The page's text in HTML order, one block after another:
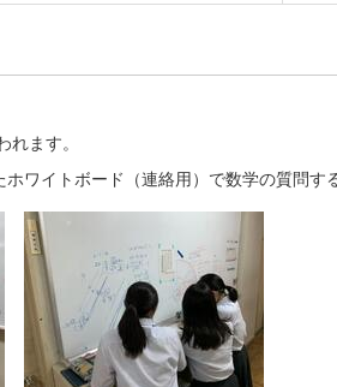
ます。
ワイトボード（連絡用）で数学の質問す